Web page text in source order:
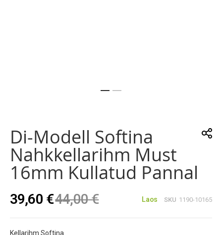
beginning
of
the
images
gallery
Di-Modell Softina
Nahkkellarihm Must
16mm Kullatud Pannal
39,60 €44,00 € Laos SKU 1190-10165
Kellarihm Softina